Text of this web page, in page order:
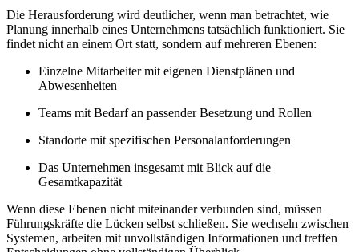
Die Herausforderung wird deutlicher, wenn man betrachtet, wie
Planung innerhalb eines Unternehmens tatsächlich funktioniert. Sie
findet nicht an einem Ort statt, sondern auf mehreren Ebenen:
Einzelne Mitarbeiter mit eigenen Dienstplänen und
Abwesenheiten
Teams mit Bedarf an passender Besetzung und Rollen
Standorte mit spezifischen Personalanforderungen
Das Unternehmen insgesamt mit Blick auf die
Gesamtkapazität
Wenn diese Ebenen nicht miteinander verbunden sind, müssen
Führungskräfte die Lücken selbst schließen. Sie wechseln zwischen
Systemen, arbeiten mit unvollständigen Informationen und treffen